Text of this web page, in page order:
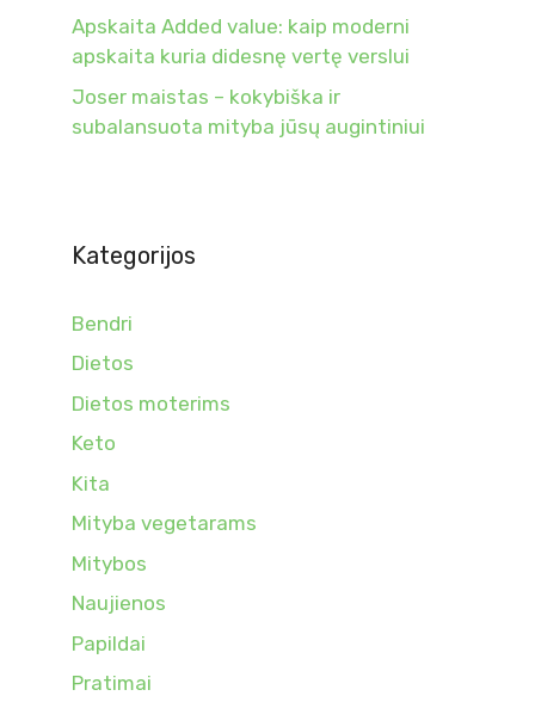
Apskaita Added value: kaip moderni
apskaita kuria didesnę vertę verslui
Joser maistas – kokybiška ir
subalansuota mityba jūsų augintiniui
Kategorijos
Bendri
Dietos
Dietos moterims
Keto
Kita
Mityba vegetarams
Mitybos
Naujienos
Papildai
Pratimai